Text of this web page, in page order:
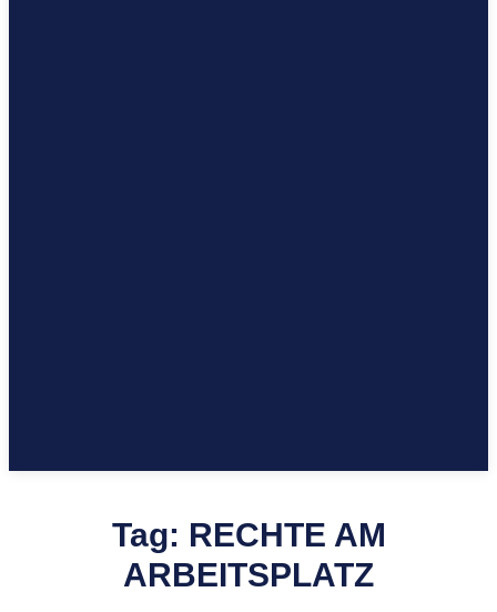
Tag: RECHTE AM
ARBEITSPLATZ